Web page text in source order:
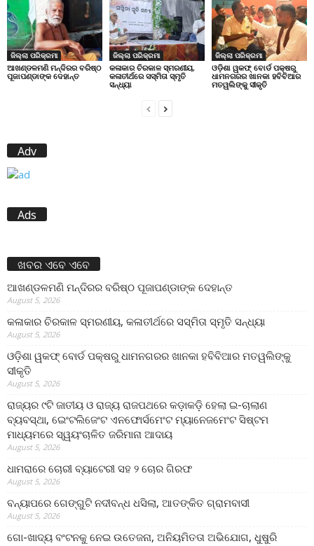
ଜିଲ୍ଲା ପରିକ୍ରମା
ଆଖଣ୍ଡଳମଣି ମନ୍ଦିରର ବରିଷ୍ଠ
ପୂଜାପଣ୍ଡାଙ୍କ ଦେହାନ୍ତ
ଜିଲ୍ଲା ପରିକ୍ରମା
କଳାକାର ଚିରକାଳ ସ୍ମରଣୀୟ,
କଳାତୀର୍ଥରେ ସସ୍ମିତା ସ୍ମୃତି
ସନ୍ଧ୍ୟା
ଜିଲ୍ଲା ପରିକ୍ରମା
ଓଡ଼ିଶା ୱକଫ୍ ବୋର୍ଡ ପକ୍ଷରୁ
ଧାମନଗରର ଖାନକା ହବିବିଆର
ମତୱଲିଙ୍କୁ ସୀକୃତି
Adv
Ads
ଖବର ଏବେ ଏବେ
ଆଖଣ୍ଡଳମଣି ମନ୍ଦିରର ବରିଷ୍ଠ ପୂଜାପଣ୍ଡାଙ୍କ ଦେହାନ୍ତ
August 5, 2026
କଳାକାର ଚିରକାଳ ସ୍ମରଣୀୟ, କଳାତୀର୍ଥରେ ସସ୍ମିତା ସ୍ମୃତି ସନ୍ଧ୍ୟା
August 5, 2026
ଓଡ଼ିଶା ୱକଫ୍ ବୋର୍ଡ ପକ୍ଷରୁ ଧାମନଗରର ଖାନକା ହବିବିଆର ମତୱଲିଙ୍କୁ
ସୀକୃତି
August 5, 2026
ରାଜ୍ୟର ୯ଟି ଜାତୀୟ ଓ ରାଜ୍ୟ ରାଜପଥରେ କଡ଼ାକଡ଼ି ହେଲା ଇ-ଚାଲାଣ
ବ୍ୟବସ୍ଥା, ଇେଂଟଲିଜେଂଟ ଏନଫୋର୍ସମେଂଟ ମ୍ୟାନେଜମେଂଟ ସିଷ୍ଟମ
ମାଧ୍ୟମରେ ସ୍ୱୟଂଚାଳିତ ଜରିମାନା ଆଦାୟ
August 5, 2026
ଧାମରାରେ ଚୋରୀ ବ୍ୟାଟେରୀ ସହ ୨ ଚୋର ଗିରଫ
August 5, 2026
ବନ୍ୟାପରେ ଗେଙ୍ଗୁଟି ନଦୀବନ୍ଧ ଧସିଲା, ଆତଙ୍କିତ ଗ୍ରାମବାସୀ
August 5, 2026
ଗୋ-ଖାଦ୍ୟ ବଂଟନକୁ ନେଇ ଉତେଜନା, ଅନିୟମିତତା ଅଭିଯୋଗ, ଧୁଷୁରି